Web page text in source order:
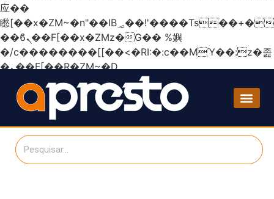
应��
矁[��x�ZM~�n"��IB؃��!'����Тѕ��+��(m��IK�ʭ�/|
��ϐܢ��F[��x�ZMz�G�� %嬩
�/c��������[[��<�RI:�:c��MΎ��:z�졾
�ܢ��F[��R�ZM~�D